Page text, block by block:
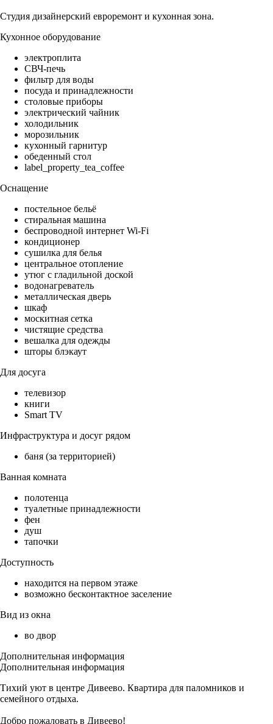
Студия дизайнерский евроремонт и кухонная зона.
Кухонное оборудование
электроплита
СВЧ-печь
фильтр для воды
посуда и принадлежности
столовые приборы
электрический чайник
холодильник
морозильник
кухонный гарнитур
обеденный стол
label_property_tea_coffee
Оснащение
постельное бельё
стиральная машина
беспроводной интернет Wi-Fi
кондиционер
сушилка для белья
центральное отопление
утюг с гладильной доской
водонагреватель
металлическая дверь
шкаф
москитная сетка
чистящие средства
вешалка для одежды
шторы блэкаут
Для досуга
телевизор
книги
Smart TV
Инфраструктура и досуг рядом
баня (за территорией)
Ванная комната
полотенца
туалетные принадлежности
фен
душ
тапочки
Доступность
находится на первом этаже
возможно бесконтактное заселение
Вид из окна
во двор
Дополнительная информация
Дополнительная информация
Тихий уют в центре Дивеево. Квартира для паломников и
семейного отдыха.
Добро пожаловать в Дивеево!